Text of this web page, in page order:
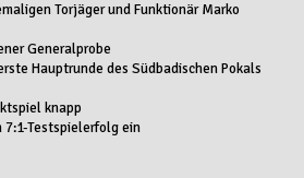
Torjäger und Funktionär Marko
Generalprobe
Hauptrunde des Südbadischen Pokals
knapp
Testspielerfolg ein